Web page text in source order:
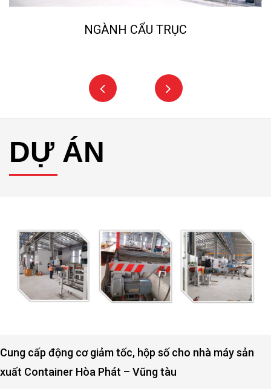
DỰ ÁN
– Vũng tàu
Quảng Bình